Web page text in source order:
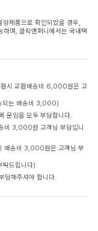
제품으로 확인되었을 경우,
며, 클릭앤퍼니에서는 국내택
환시 교환배송비 6,000원은 고
되는 배송비 3,000)
운임을 모두 부담합니다.
비 3,000원 고객님 부담입니
배송비 3,000원은 고객님 부
탁드립니다)
담해주셔야 합니다.